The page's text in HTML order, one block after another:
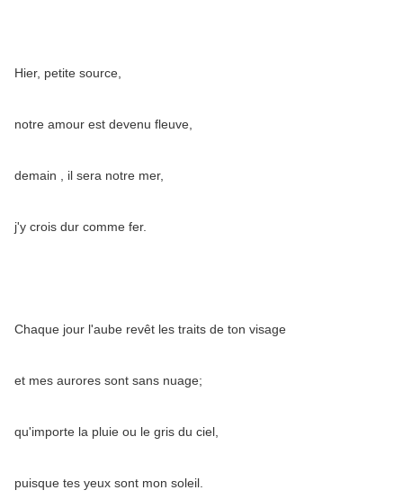
Hier, petite source,
notre amour est devenu fleuve,
demain , il sera notre mer,
j'y crois dur comme fer.
Chaque jour l'aube revêt les traits de ton visage
et mes aurores sont sans nuage;
qu'importe la pluie ou le gris du ciel,
puisque tes yeux sont mon soleil.